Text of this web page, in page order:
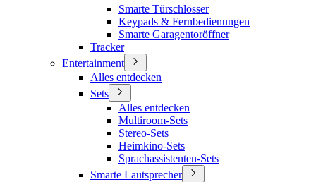
Smarte Türschlösser
Keypads & Fernbedienungen
Smarte Garagentoröffner
Tracker
Entertainment
Alles entdecken
Sets
Alles entdecken
Multiroom-Sets
Stereo-Sets
Heimkino-Sets
Sprachassistenten-Sets
Smarte Lautsprecher